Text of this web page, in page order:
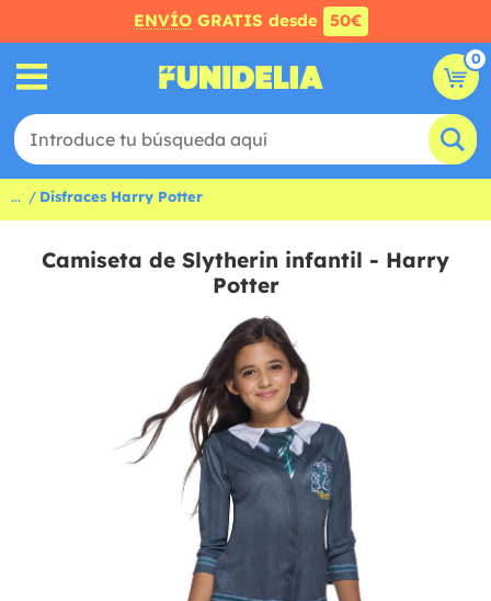
ENVÍO GRATIS desde 50€
0
... Disfraces Harry Potter
Camiseta de Slytherin infantil - Harry
Potter